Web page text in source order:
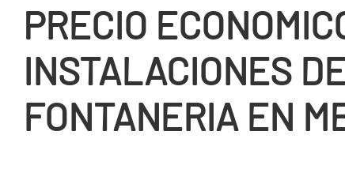
PRECIO
INSTALACIONES
FONTANERIA EN